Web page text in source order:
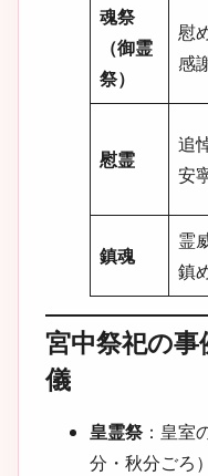
魂祭
（御霊
祭）
慰
感
慰霊
追
安
鎮魂
霊
鎮
宮中祭祀の事
儀
皇霊祭 ：皇室
分・秋分ごろ）